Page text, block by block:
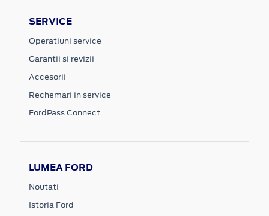
SERVICE
Operatiuni service
Garantii si revizii
Accesorii
Rechemari in service
FordPass Connect
LUMEA FORD
Noutati
Istoria Ford